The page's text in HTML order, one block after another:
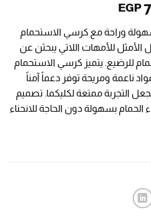
EGP
EGP
هو:
EGP 700,00.
وراحة مع كرسي الاستحمام
للأمهات اللاتي يبحثن عن
للرضيع. يتميز كرسي الاستحمام
ناعمة ومريحة توفر دعماً آمناً
التجربة ممتعة لكليكما. تصميم
بسهولة دون الحاجة للانحناء